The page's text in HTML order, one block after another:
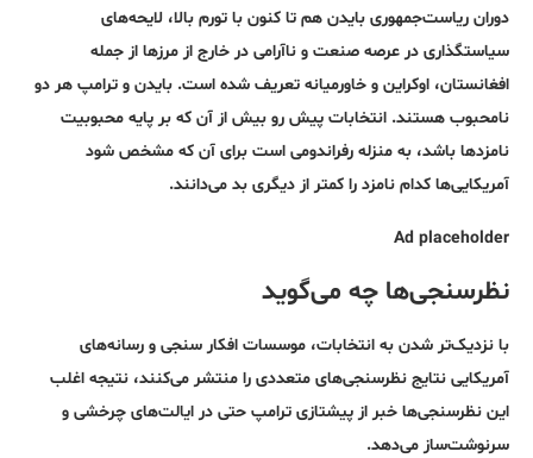
دوران ریاست‌جمهوری بایدن هم تا کنون با تورم بالا، لایحه‌های
سیاستگذاری در عرصه صنعت و ناآرامی در خارج از مرزها از جمله
افغانستان، اوکراین و خاورمیانه تعریف شده است. بایدن و ترامپ هر دو
نامحبوب هستند. انتخابات پیش رو بیش از آن که بر پایه محبوبیت
نامزدها باشد، به منزله رفراندومی است برای آن که مشخص شود
آمریکایی‌ها کدام نامزد را کمتر از دیگری بد می‌دانند.
Ad placeholder
نظرسنجی‌ها چه می‌گوید
با نزدیک‌تر شدن به انتخابات، موسسات افکار سنجی و رسانه‌های
آمریکایی نتایج نظرسنجی‌های متعددی را منتشر می‌کنند، نتیجه اغلب
این نظرسنجی‌ها خبر از پیشتازی ترامپ حتی در ایالت‌های چرخشی و
سرنوشت‌ساز می‌دهد.